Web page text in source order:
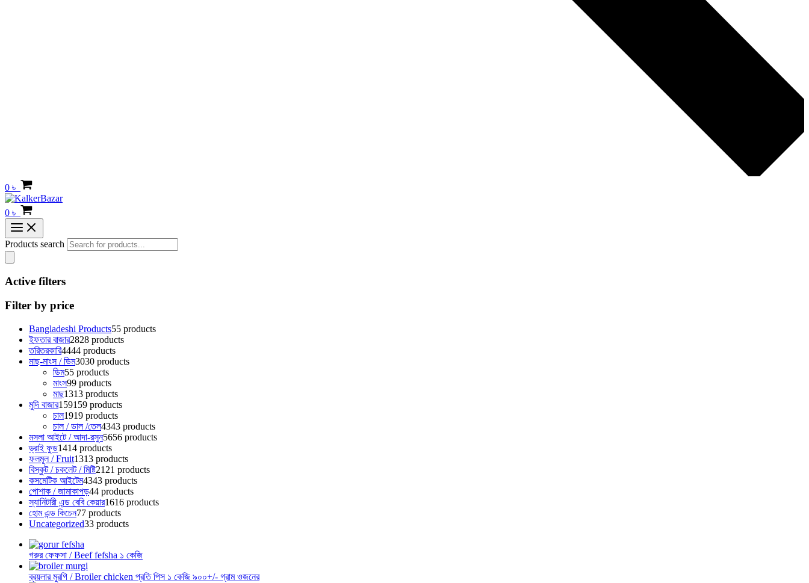
0 ৳
0 ৳
Products search
Active filters
Filter by price
Bangladeshi Products55 products
ইফতার বাজার2828 products
তরিতরকারি4444 products
মাছ-মাংস / ডিম3030 products
ডিম55 products
মাংস99 products
মাছ1313 products
মুদি বাজার159159 products
চাল1919 products
চাল / ডাল /তেল4343 products
মসলা আইটে / আদা-রসুন5656 products
ড্রাই ফুড1414 products
ফলমূল / Fruit1313 products
বিস্কুট / চকলেট / মিষ্টি21 21 products
কসমেটিক আইটেম4343 products
পোশাক / জামাকাপড়44 products
স্যানিটারী এন্ড বেবি কেয়ার1616 products
হোম এন্ড কিচেন77 products
Uncategorized33 products
গরুর ফেফসা / Beef fefsha ১ কেজি
ব্রয়লার মুরগি / Broiler chicken প্রতি পিস ১ কেজি ৯০০+/- গ্রাম ওজনের